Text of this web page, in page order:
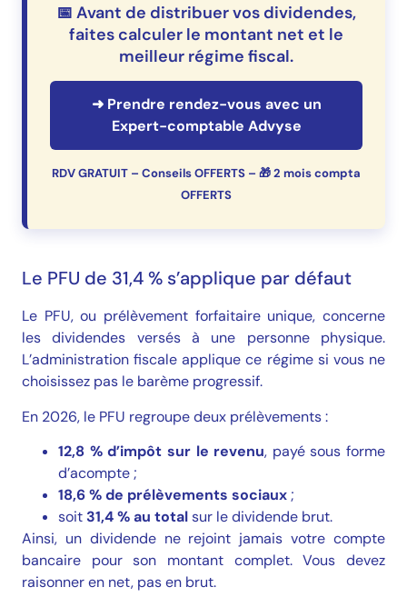
📅 Avant de distribuer vos dividendes,
faites calculer le montant net et le
meilleur régime fiscal.
➜ Prendre rendez-vous avec un
Expert-comptable Advyse
RDV GRATUIT – Conseils OFFERTS – 🎁 2 mois compta
OFFERTS
Le PFU de 31,4 % s’applique par défaut
Le PFU, ou prélèvement forfaitaire unique, concerne
les dividendes versés à une personne physique.
L’administration fiscale applique ce régime si vous ne
choisissez pas le barème progressif.
En 2026, le PFU regroupe deux prélèvements :
12,8 % d’impôt sur le revenu, payé sous forme
d’acompte ;
18,6 % de prélèvements sociaux ;
soit 31,4 % au totalsur le dividende brut.
Ainsi, un dividende ne rejoint jamais votre compte
bancaire pour son montant complet. Vous devez
raisonner en net, pas en brut.